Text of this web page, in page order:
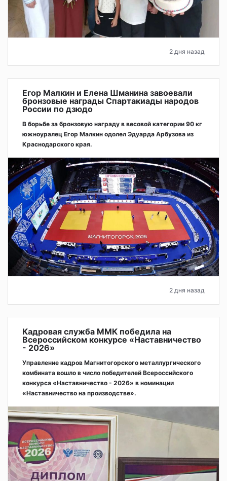
2 дня назад
Егор Малкин и Елена Шманина завоевали
бронзовые награды Спартакиады народов
России по дзюдо
В борьбе за бронзовую награду в весовой категории 90 кг
южноуралец Егор Малкин одолел Эдуарда Арбузова из
Краснодарского края.
2 дня назад
Кадровая служба ММК победила на
Всероссийском конкурсе «Наставничество
- 2026»
Управление кадров Магнитогорского металлургического
комбината вошло в число победителей Всероссийского
конкурса «Наставничество - 2026» в номинации
«Наставничество на производстве».